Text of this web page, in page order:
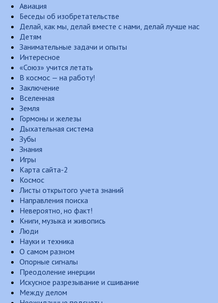
Авиация
Беседы об изобретательстве
Делай, как мы, делай вместе с нами, делай лучше нас
Детям
Занимательные задачи и опыты
Интересное
«Союз» учится летать
В космос — на работу!
Заключение
Вселенная
Земля
Гормоны и железы
Дыхательная система
Зубы
Знания
Игры
Карта сайта-2
Космос
Листы открытого учета знаний
Направления поиска
Невероятно, но факт!
Книги, музыка и живопись
Люди
Науки и техника
О самом разном
Опорные сигналы
Преодоление инерции
Искусное разрезывание и сшивание
Между делом